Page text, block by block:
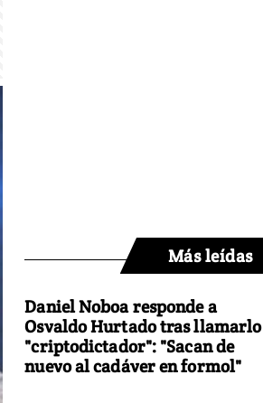
Más leídas
Daniel Noboa responde a
Osvaldo Hurtado tras llamarlo
"criptodictador": "Sacan de
nuevo al cadáver en formol"